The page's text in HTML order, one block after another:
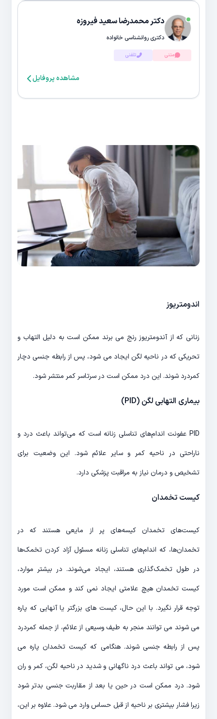
دکتر محمدرضا سعید فیروزه
دکتری روانشناسی خانواده
متنی تلفنی
مشاهده پروفایل
اندومتریوز
زنانی که از آندومتریوز رنج می برند ممکن است به دلیل التهاب و
تحریکی که در ناحیه لگن ایجاد می شود، پس از رابطه جنسی دچار
کمردرد شوند. این درد ممکن است در سرتاسر کمر منتشر شود.
بیماری التهابی لگن (PID)
PID عفونت اندام‌های تناسلی زنانه است که می‌تواند باعث درد و
ناراحتی در ناحیه کمر و سایر علائم شود. این وضعیت برای
تشخیص و درمان نیاز به مراقبت پزشکی دارد.
کیست تخمدان
کیست‌های تخمدان کیسه‌های پر از مایعی هستند که در
تخمدان‌ها، که اندام‌های تناسلی زنانه مسئول آزاد کردن تخمک‌ها
در طول تخمک‌گذاری هستند، ایجاد می‌شوند. در بیشتر موارد،
کیست تخمدان هیچ علامتی ایجاد نمی کند و ممکن است مورد
توجه قرار نگیرد. با این حال، کیست های بزرگتر یا آنهایی که پاره
می شوند می توانند منجر به طیف وسیعی از علائم، از جمله کمردرد
پس از رابطه جنسی شوند. هنگامی که کیست تخمدان پاره می
شود، می تواند باعث درد ناگهانی و شدید در ناحیه لگن، کمر و ران
شود. درد ممکن است در حین یا بعد از مقاربت جنسی بدتر شود
زیرا فشار بیشتری بر ناحیه از قبل حساس وارد می شود. علاوه بر این،